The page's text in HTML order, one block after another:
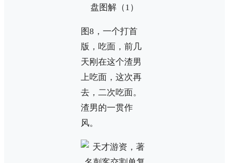
图8，一个打首
版，吃面，前几
天刚在这个渣男
上吃面，这次再
去，二次吃面。
渣男的一贯作
风。